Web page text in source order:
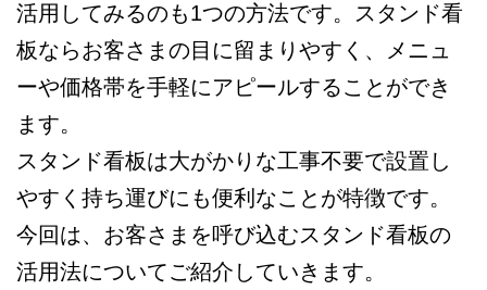
活用してみるのも1つの方法です。スタンド看
板ならお客さまの目に留まりやすく、メニュ
ーや価格帯を手軽にアピールすることができ
ます。
スタンド看板は大がかりな工事不要で設置し
やすく持ち運びにも便利なことが特徴です。
今回は、お客さまを呼び込むスタンド看板の
活用法についてご紹介していきます。